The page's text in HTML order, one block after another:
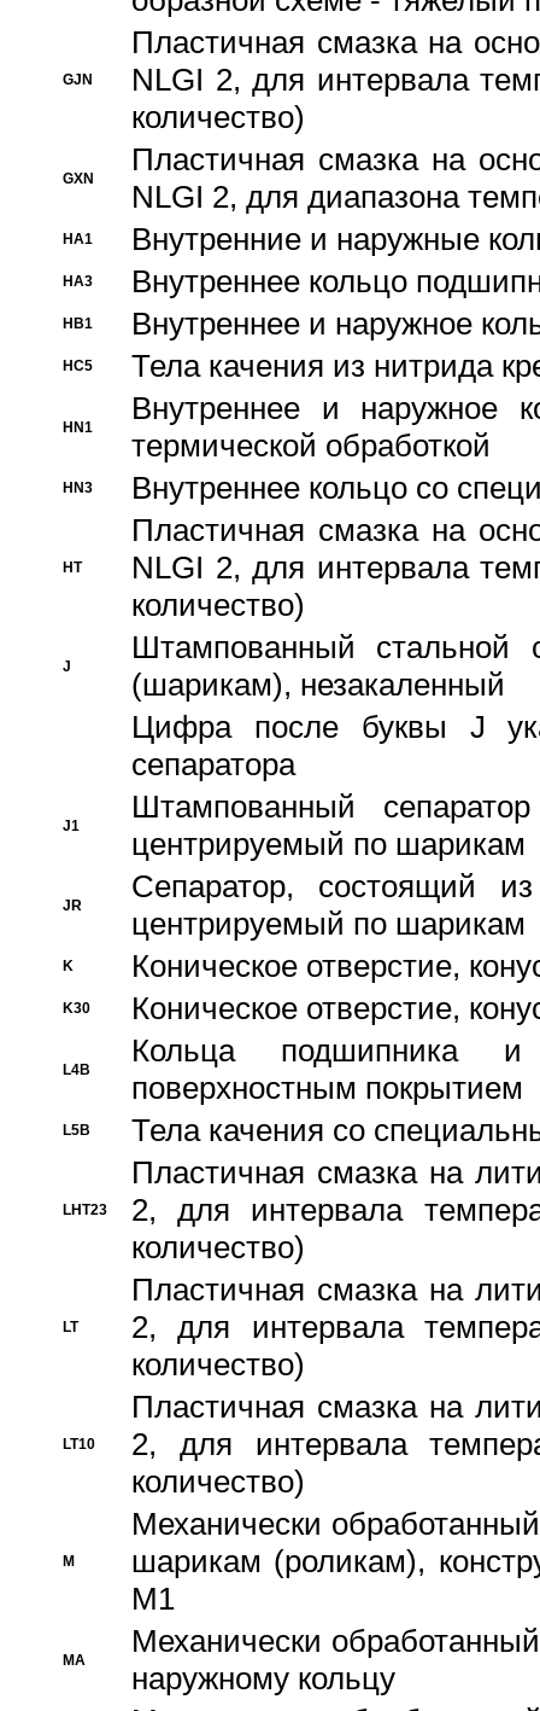
GJN
Пластичная смазка на
NLGI 2, для интервала
количество)
GXN
Пластичная смазка на
NLGI 2, для диапазона
HA1 Внутренние и наружные
HA3 Bнутреннее кольцо
HB1 Bнутреннее и наружное
HC5 Тела качения из нитрида
HN1
Bнутреннее и наружное
термической обработкой
HN3 Внутреннее кольцо со
HT
Пластичная смазка на
NLGI 2, для интервала
количество)
J
Штампованный стальной
(шарикам), незакаленный
Цифра после буквы J
сепаратора
J1
Штампованный
центрируемый по шарикам
JR
Сепаратор, состоящий
центрируемый по шарикам
K Коническое отверстие,
K30 Коническое отверстие,
L4B
Кольца подшипника
поверхностным покрытием
L5B Тела качения со
LHT23
Пластичная смазка на
2, для интервала
количество)
LT
Пластичная смазка на
2, для интервала
количество)
LT10
Пластичная смазка на
2, для интервала
количество)
M
Механически
шарикам (роликам),
M1
MA
Механически
наружному кольцу